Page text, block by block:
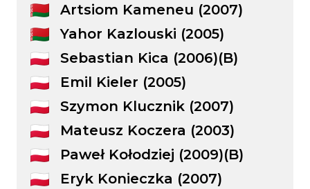
Artsiom Kameneu (2007)
Yahor Kazlouski (2005)
Sebastian Kica (2006)(B)
Emil Kieler (2005)
Szymon Klucznik (2007)
Mateusz Koczera (2003)
Paweł Kołodziej (2009)(B)
Eryk Konieczka (2007)